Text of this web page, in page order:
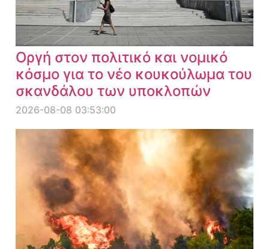
Οργή στον πολιτικό και νομικό
κόσμο για το νέο κουκούλωμα του
σκανδάλου των υποκλοπών
2026-08-08 03:53:00